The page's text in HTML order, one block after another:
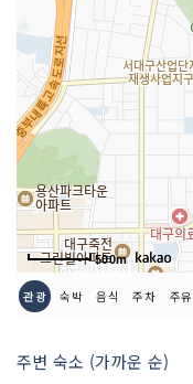
500m
관광 숙박 음식 주차 주유
주변 숙소 (가까운 순)